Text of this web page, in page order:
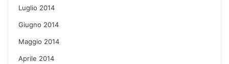
Luglio 2014
Giugno 2014
Maggio 2014
Aprile 2014